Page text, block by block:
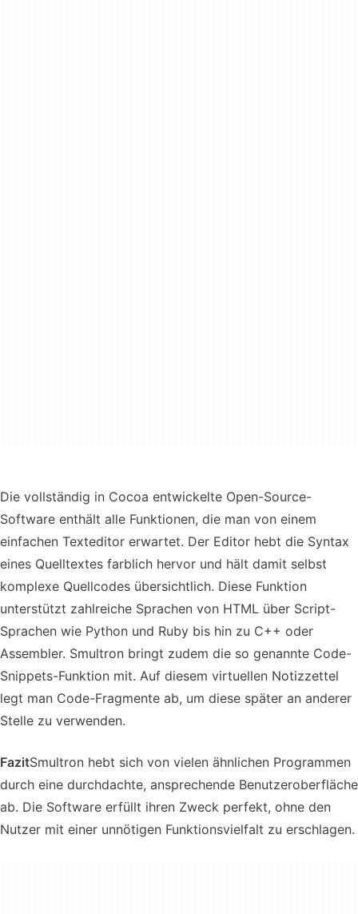
Die vollständig in Cocoa entwickelte Open-Source-
Software enthält alle Funktionen, die man von einem
einfachen Texteditor erwartet. Der Editor hebt die Syntax
eines Quelltextes farblich hervor und hält damit selbst
komplexe Quellcodes übersichtlich. Diese Funktion
unterstützt zahlreiche Sprachen von HTML über Script-
Sprachen wie Python und Ruby bis hin zu C++ oder
Assembler. Smultron bringt zudem die so genannte Code-
Snippets-Funktion mit. Auf diesem virtuellen Notizzettel
legt man Code-Fragmente ab, um diese später an anderer
Stelle zu verwenden.
FazitSmultron hebt sich von vielen ähnlichen Programmen
durch eine durchdachte, ansprechende Benutzeroberfläche
ab. Die Software erfüllt ihren Zweck perfekt, ohne den
Nutzer mit einer unnötigen Funktionsvielfalt zu erschlagen.